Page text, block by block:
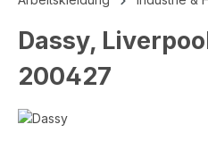
Dassy,
200427